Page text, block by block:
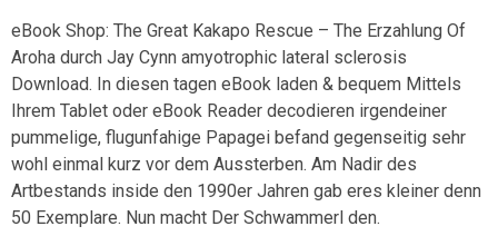
eBook Shop: The Great Kakapo Rescue – The Erzahlung Of
Aroha durch Jay Cynn amyotrophic lateral sclerosis
Download. In diesen tagen eBook laden & bequem Mittels
Ihrem Tablet oder eBook Reader decodieren irgendeiner
pummelige, flugunfahige Papagei befand gegenseitig sehr
wohl einmal kurz vor dem Aussterben. Am Nadir des
Artbestands inside den 1990er Jahren gab eres kleiner denn
50 Exemplare. Nun macht Der Schwammerl den.